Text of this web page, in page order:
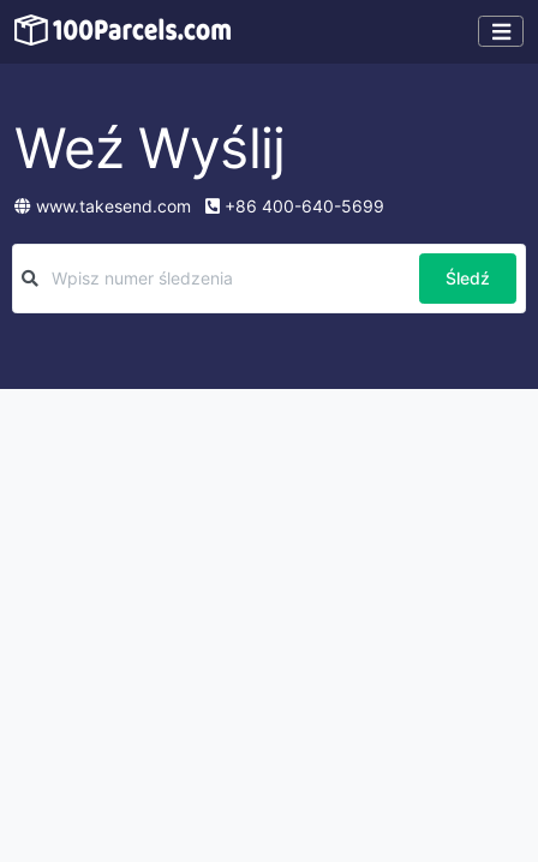
Weź Wyślij
www.takesend.com +86 400-640-5699
Śledź